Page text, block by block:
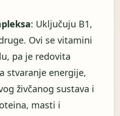
: Uključuju B1,
Ovi se vitamini
pa je redovita
stvaranje energije,
živčanog sustava i
masti i